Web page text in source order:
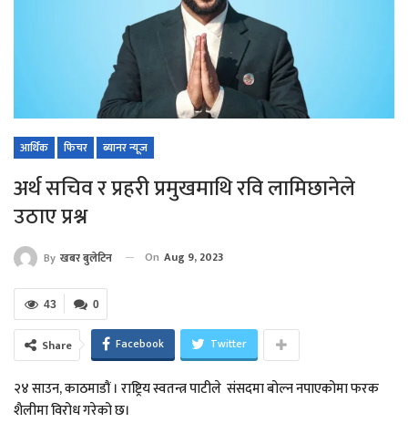
आर्थिक फिचर ब्यानर न्यूज
अर्थ सचिव र प्रहरी प्रमुखमाथि रवि लामिछानेले
उठाए प्रश्न
By खबर बुलेटिन On Aug 9, 2023
0
43
Share Facebook Twitter
२४ साउन, काठमाडाैं । राष्ट्रिय स्वतन्त्र पाटीले संसदमा बोल्न नपाएकोमा फरक
शैलीमा विरोध गरेको छ।